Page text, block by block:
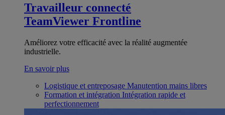
Travailleur connecté
TeamViewer Frontline
Améliorez votre efficacité avec la réalité augmentée
industrielle.
En savoir plus
Logistique et entreposage Manutention mains libres
Formation et intégration Intégration rapide et
perfectionnement